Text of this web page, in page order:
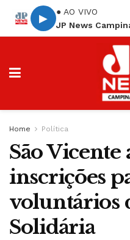
▶
● AO VIVO
JP News
Home Política
São Vicente
inscrições
voluntários
Solidária